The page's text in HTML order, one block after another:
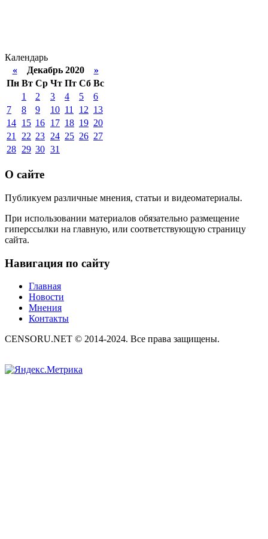
Календарь
«Декабрь 2020 »
Пн Вт Ср Чт Пт Сб Вс
1
2 3 4 5
6
7
8 9 10 11 12 13
14 15 16 17 18 19 20
21
22 23 24 25 26 27
28 29 30 31
О сайте
Публикуем различные мнения, статьи и видеоматериалы.
При использовании материалов обязательно размещение
гиперссылки на главную, или соответствующую страницу
сайта.
Навигация по сайту
Главная
Новости
Мнения
Контакты
CENSORU.NET © 2014-2024. Все права защищены.